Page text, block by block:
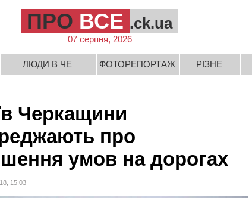
ПРО ВСЕ .ck.ua
07 серпня, 2026
ЛЮДИ В ЧЕ ФОТОРЕПОРТАЖ РІЗНЕ
Черкащини
про
умов на дорогах
15:03